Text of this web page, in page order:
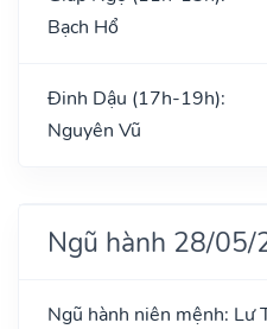
Bạch Hổ
Đinh Dậu (17h-19h):
Nguyên Vũ
Ngũ hành 28/05/
Ngũ hành niên mệnh: Lư